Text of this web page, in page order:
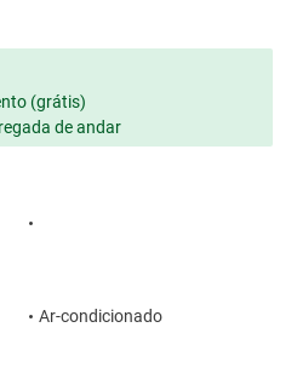
(grátis)
de andar
Ar-condicionado